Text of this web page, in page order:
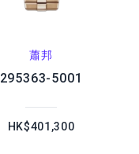
蕭邦
295363-5001
HK$401,300